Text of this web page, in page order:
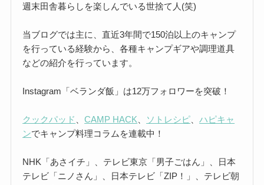
週末田舎暮らしを楽しんでいる世捨て人(笑)
当ブログでは主に、直近3年間で150泊以上のキャンプ
を行っている経験から、各種キャンプギアや調理道具
などの紹介を行っています。
Instagram「ベランダ飯」は12万フォロワーを突破！
クックパッド 、CAMP HACK ソトレシピ 、ハピキャ
ンでキャンプ料理コラムを連載中！
NHK「あさイチ」、テレビ東京「男子ごはん」、日本
テレビ「ニノさん」、日本テレビ「ZIP！」、テレビ朝